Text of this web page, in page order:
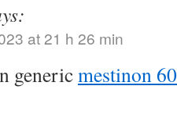
at 21 h 26 min
genericmestinon